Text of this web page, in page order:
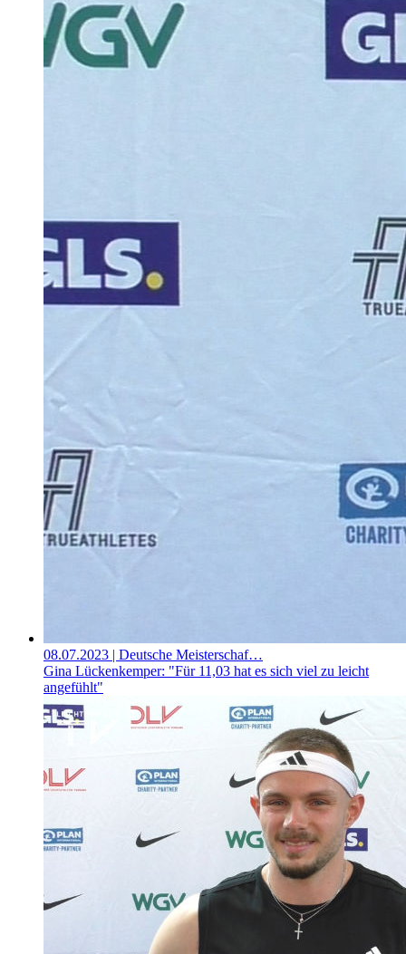
08.07.2023 | Deutsche Meisterschaf…
Gina Lückenkemper: "Für 11,03 hat es sich viel zu leicht
angefühlt"